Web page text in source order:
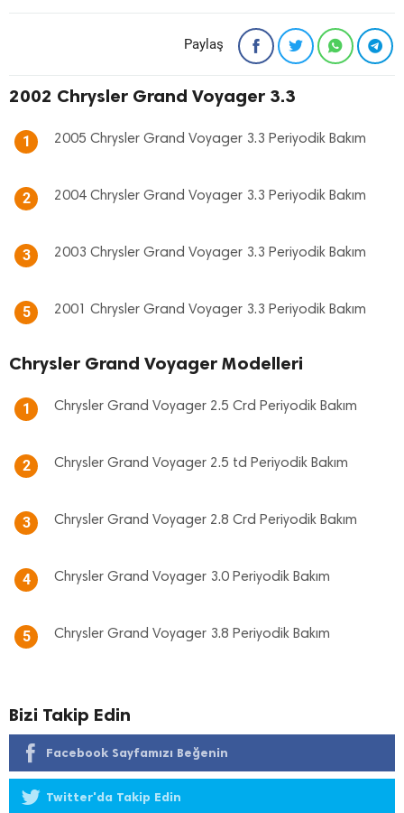
Paylaş
2002 Chrysler Grand Voyager 3.3
1 2005 Chrysler Grand Voyager 3.3 Periyodik Bakım
2 2004 Chrysler Grand Voyager 3.3 Periyodik Bakım
3 2003 Chrysler Grand Voyager 3.3 Periyodik Bakım
5 2001 Chrysler Grand Voyager 3.3 Periyodik Bakım
Chrysler Grand Voyager Modelleri
1 Chrysler Grand Voyager 2.5 Crd Periyodik Bakım
2 Chrysler Grand Voyager 2.5 td Periyodik Bakım
3 Chrysler Grand Voyager 2.8 Crd Periyodik Bakım
4 Chrysler Grand Voyager 3.0 Periyodik Bakım
5 Chrysler Grand Voyager 3.8 Periyodik Bakım
Bizi Takip Edin
Facebook Sayfamızı Beğenin
Twitter'da Takip Edin